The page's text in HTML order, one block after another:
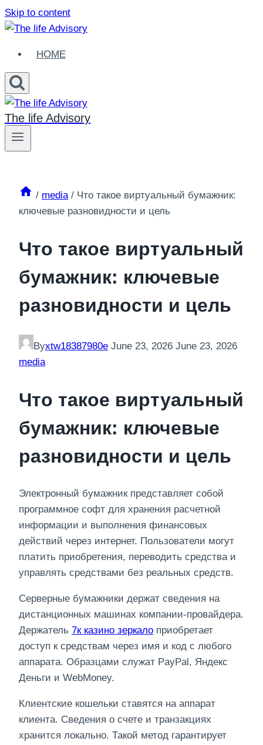
Skip to content
HOME
The life Advisory
/ media / Что такое виртуальный бумажник:
ключевые разновидности и цель
Что такое виртуальный
бумажник: ключевые
разновидности и цель
Byxtw18387980e June 23, 2026 June 23, 2026
media
Что такое виртуальный
бумажник: ключевые
разновидности и цель
Электронный бумажник представляет собой
программное софт для хранения расчетной
информации и выполнения финансовых
действий через интернет. Пользователи могут
платить приобретения, переводить средства и
управлять средствами без реальных средств.
Серверные бумажники держат сведения на
дистанционных машинах компании-провайдера.
Держатель 7к казино зеркало приобретает
доступ к средствам через имя и код с любого
аппарата. Образцами служат PayPal, Яндекс
Деньги и WebMoney.
Клиентские кошельки ставятся на аппарат
клиента. Сведения о счете и транзакциях
хранится локально. Такой метод гарантирует